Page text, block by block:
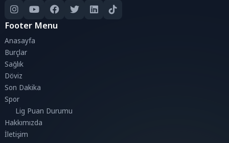
Footer Menu
Anasayfa
Burçlar
Sağlık
Döviz
Son Dakika
Spor
Lig Puan Durumu
Hakkımızda
İletişim